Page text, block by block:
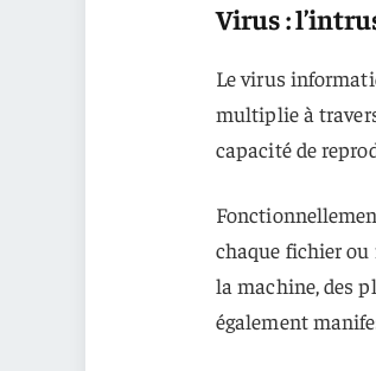
Virus :
Le virus
multiplie à
capacité de
chaque fichier
la machine, des
également